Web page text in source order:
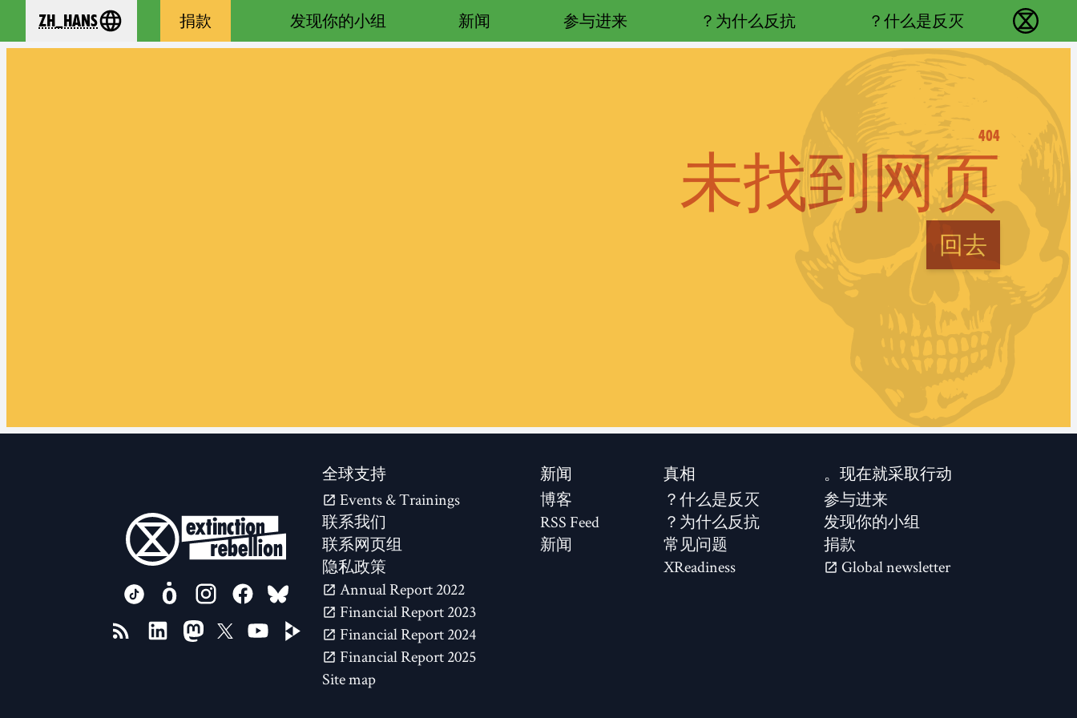
反抗灭绝 - Home
什么是反灭？
为什么反抗？
参与进来
新闻
发现你的小组
捐款
your language
zh_Hans
404
未找到网页
回去
现在就采取行动。
参与进来
发现你的小组
捐款
Global newsletter
真相
什么是反灭？
为什么反抗？
常见问题
XReadiness
新闻
博客
RSS Feed
新闻
全球支持
Events & Trainings
联系我们
联系网页组
隐私政策
2022 Annual Report
2023 Financial Report
2024 Financial Report
2025 Financial Report
Site map
FOLLOW US ON